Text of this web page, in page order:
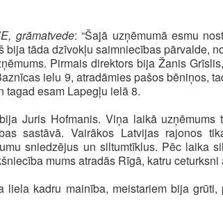
grāmatvede: “Šajā uzņēmumā esmu
bija tāda dzīvokļu saimniecības pārvalde,
Pirmais direktors bija Žanis
ielu 9, atradāmies pašos bēniņos,
tagad esam Lapegļu ielā 8.
Juris Hofmanis. Viņa laikā
sastāvā. Vairākos Latvijas rajonos
sniedzējus un siltumtīklus. Pēc laika
mums atradās Rīgā, katru
liela kadru mainība, meistariem bija